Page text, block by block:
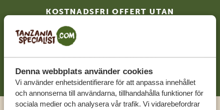
Denna webbplats använder cookies
Vi använder enhetsidentifierare för att anpassa innehållet
och annonserna till användarna, tillhandahålla funktioner för
sociala medier och analysera vår trafik. Vi vidarebefordrar
KOSTNADSFRI OFFERT UTAN
BÖRJA PLANERA DIN RESA